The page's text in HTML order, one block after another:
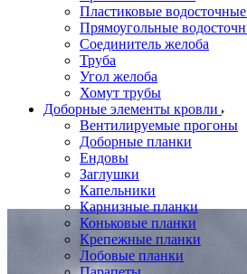
Пластиковые
Прямоугольные
Соединитель желоба
Труба
Угол желоба
Хомут трубы
Доборные элементы кровли
Вентилируемые прогоны
Доборные планки
Ендовы
Заглушки
Капельники
Карнизные планки
Коньковые планки
Крепежные планки
Лобовые планки